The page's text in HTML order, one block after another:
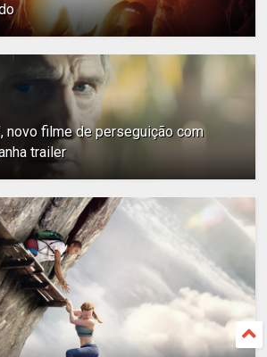
novo filme de perseguição com
trailer